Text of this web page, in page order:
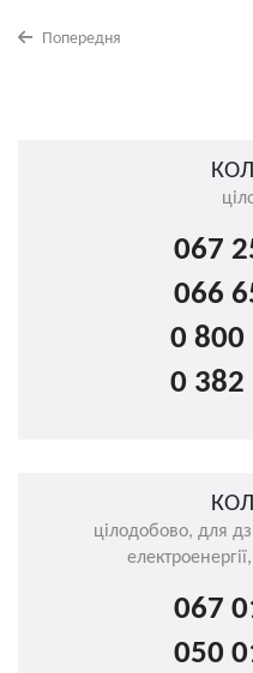
Попередня
067
066
0 800
0 382
цілодобово, для
067
050